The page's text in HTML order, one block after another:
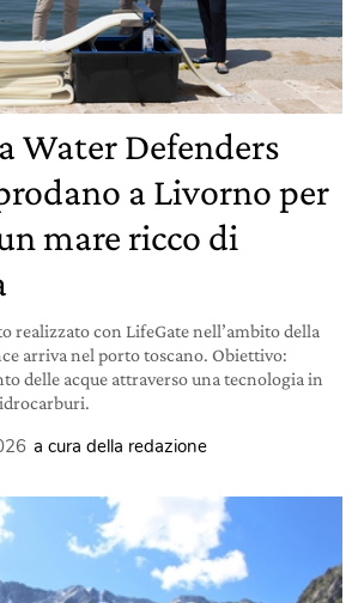
Water Defenders
a Livorno per
mare ricco di
realizzato con LifeGate nell’ambito della
arriva nel porto toscano. Obiettivo:
delle acque attraverso una tecnologia in
a cura della redazione